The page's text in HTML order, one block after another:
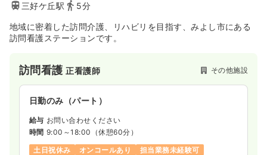
三好ケ丘駅
5分
地域に密着した訪問介護、リハビリを目指す、みよし市にある
訪問看護ステーションです。
訪問看護正看護師 その他施設
日勤のみ（パート）
給与 お問い合わせください
時間 9:00～18:00 （休憩60分）
土日祝休み
オンコールあり 担当業務未経験可